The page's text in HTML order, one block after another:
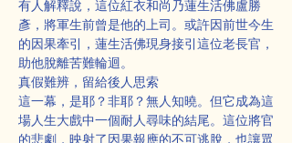
有人解釋說，這位紅衣和尚乃蓮生活佛盧勝
彥，將軍生前曾是他的上司。或許因前世今生
的因果牽引，蓮生活佛現身接引這位老長官，
助他脫離苦難輪迴。
真假難辨，留給後人思索
這一幕，是耶？非耶？無人知曉。但它成為這
場人生大戲中一個耐人尋味的結尾。這位將官
的悲劇，映射了因果報應的不可逃脫，也讓眾